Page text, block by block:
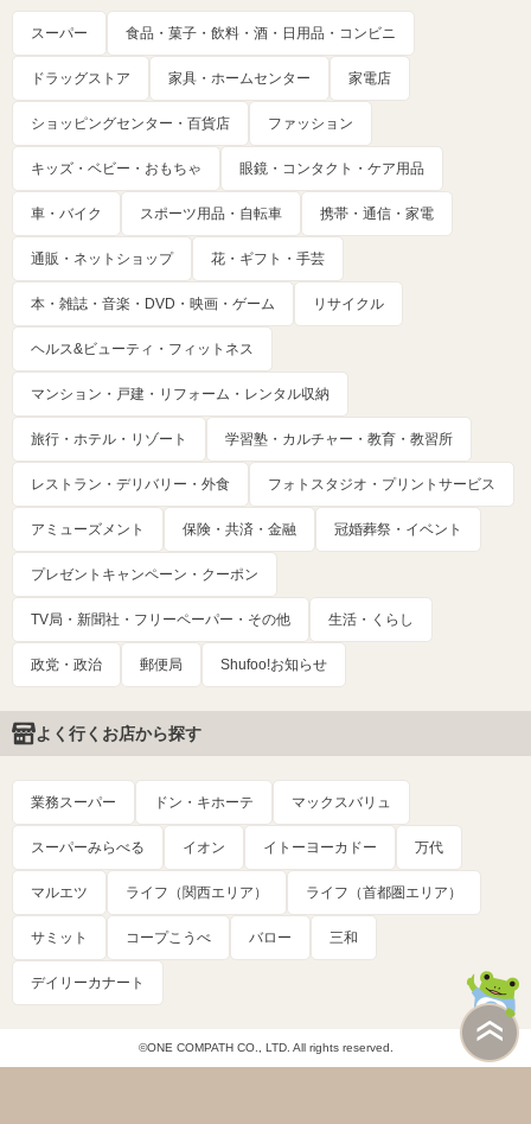
スーパー 食品・菓子・飲料・酒・日用品・コンビニ
ドラッグストア 家具・ホームセンター 家電店
ショッピングセンター・百貨店 ファッション
キッズ・ベビー・おもちゃ 眼鏡・コンタクト・ケア用品
車・バイク スポーツ用品・自転車 携帯・通信・家電
通販・ネットショップ 花・ギフト・手芸
本・雑誌・音楽・DVD・映画・ゲーム リサイクル
ヘルス&ビューティ・フィットネス
マンション・戸建・リフォーム・レンタル収納
旅行・ホテル・リゾート 学習塾・カルチャー・教育・教習所
レストラン・デリバリー・外食 フォトスタジオ・プリントサービス
アミューズメント 保険・共済・金融 冠婚葬祭・イベント
プレゼントキャンペーン・クーポン
TV局・新聞社・フリーペーパー・その他 生活・くらし
政党・政治 郵便局 Shufoo!お知らせ
よく行くお店から探す
業務スーパー ドン・キホーテ マックスバリュ
スーパーみらべる イオン イトーヨーカドー 万代
マルエツ ライフ（関西エリア） ライフ（首都圏エリア）
サミット コープこうべ バロー 三和
デイリーカナート
©ONE COMPATH CO., LTD. All rights reserved.